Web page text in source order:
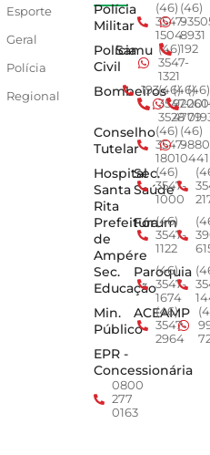
Esporte
Geral
Polícia
Regional
Polícia
Militar
(46)
3547-
1504
(46)
8931
Polícia
Civil
Samu (46)
3547-
1321
192
Bombeiros
193(46)
3547-
3528
(46)
4779
(46)
Conselho
Tutelar
(46)
3547-
1801
(46)
0441
Hospital
Santa
Rita
Sec.
Saúde
(46)
3547-
1000
Prefeitura
de
Ampére
Fórum
(46)
3547-
1122
Sec.
Educação
Paroquia
(46)
3547-
1674
Min.
Público
ACEAMP
(46)
3547-
2964
EPR -
Concessionária
0800
277
0163